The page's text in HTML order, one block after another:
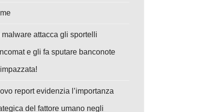
malware attacca gli sportelli
e gli fa sputare banconote
report evidenzia l’importanza
del fattore umano negli